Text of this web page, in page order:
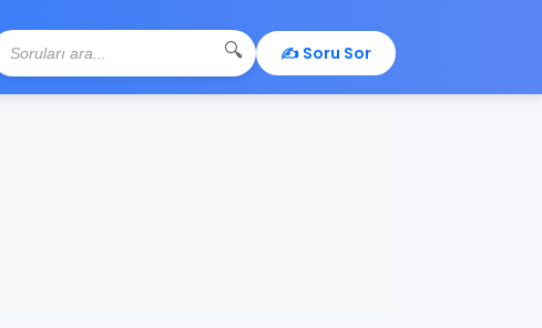
🔍 ✍️ Soru Sor